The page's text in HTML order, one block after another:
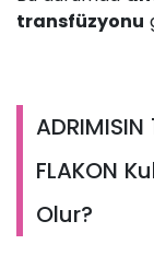
transfüzyonu
ADRIMISIN
FLAKON
Olur?